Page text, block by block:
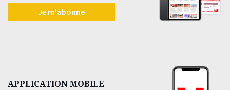
Je m'abonne
APPLICATION MOBILE